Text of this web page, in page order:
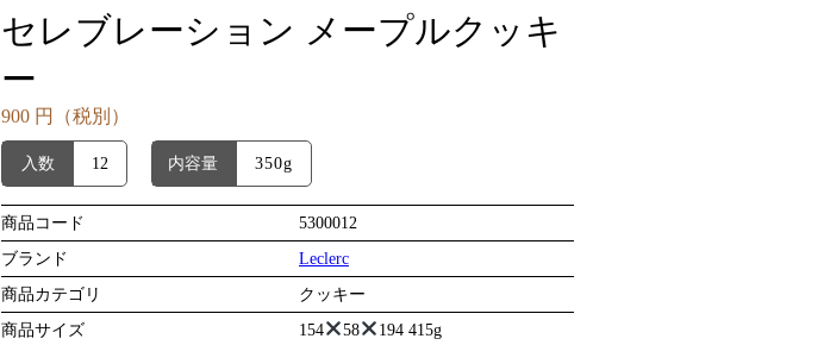
セレブレーション メープルクッキ
ー
900 円（税別）
入数 12 内容量 350g
商品コード
5300012
ブランド
Leclerc
商品カテゴリ
クッキー
商品サイズ
154 58
194 415g